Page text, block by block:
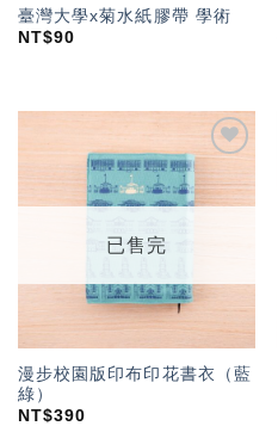
臺灣大學x菊水紙膠帶 學術
NT$90
加入
「願
望輕
已售完
漫步校園版印布印花書衣（藍
綠）
NT$390